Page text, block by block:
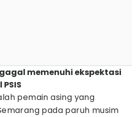
memenuhi ekspektasi
pemain asing yang
pada paruh musim